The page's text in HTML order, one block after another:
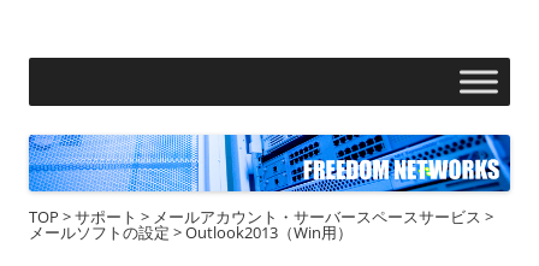
コ
ン
へ
ス
キ
ッ
TOP >サポート > メールアカウント・サーバースペースサービス >
メールソフトの設定 >Outlook2013（Win用）